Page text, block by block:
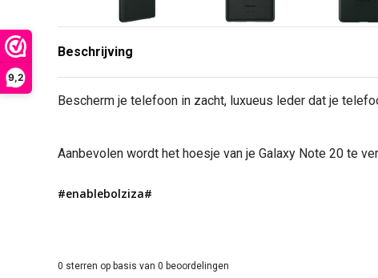
9,2
Beschrijving
Bescherm je telefoon in zacht, luxueus leder dat je
Aanbevolen wordt het hoesje van je Galaxy Note 20 te
#enablebolziza#
0 sterren op basis van 0 beoordelingen